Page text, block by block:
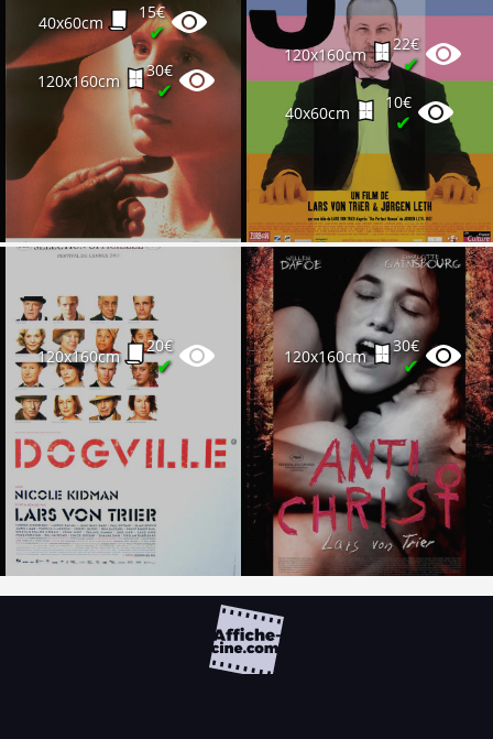
40x60cm
15€
✔
120x160cm
30€
✔
120x160cm
22€
✔
40x60cm
10€
✔
120x160cm
20€
✔ 120x160cm
30€
✔